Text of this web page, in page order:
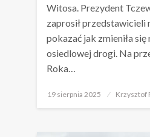
Witosa. Prezydent
zaprosił przedstawicieli
pokazać jak zmieniła
osiedlowej drogi. Na
Roka…
Opublikowane
19 sierpnia 2025 Krzysztof